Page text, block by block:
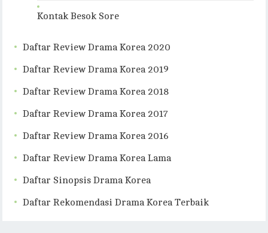
Kontak Besok Sore
Daftar Review Drama Korea 2020
Daftar Review Drama Korea 2019
Daftar Review Drama Korea 2018
Daftar Review Drama Korea 2017
Daftar Review Drama Korea 2016
Daftar Review Drama Korea Lama
Daftar Sinopsis Drama Korea
Daftar Rekomendasi Drama Korea Terbaik